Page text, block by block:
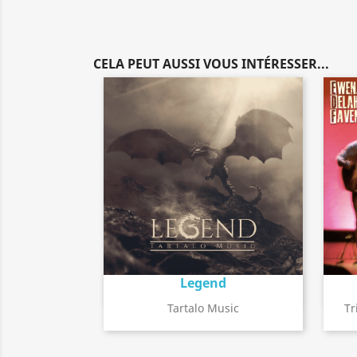
CELA PEUT AUSSI VOUS INTÉRESSER...
Legend
Tartalo Music
Détail de l'album